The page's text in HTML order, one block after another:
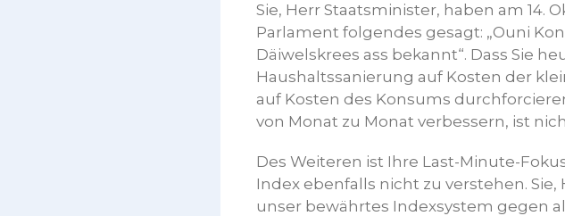
Sie, Herr Staatsminister, haben am 14.
Parlament folgendes gesagt: „Ouni
Däiwelskrees ass bekannt“. Dass Sie
Haushaltssanierung auf Kosten der
auf Kosten des Konsums
von Monat zu Monat verbessern, ist
Des Weiteren ist Ihre Last-Minute-
Index ebenfalls nicht zu verstehen.
unser bewährtes Indexsystem gegen